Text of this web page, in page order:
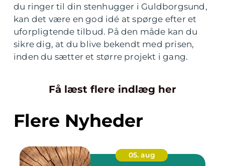
du ringer til din stenhugger i Guldborgsund,
kan det være en god idé at spørge efter et
uforpligtende tilbud. På den måde kan du
sikre dig, at du blive bekendt med prisen,
inden du sætter et større projekt i gang.
Få læst flere indlæg her
Flere Nyheder
05. aug